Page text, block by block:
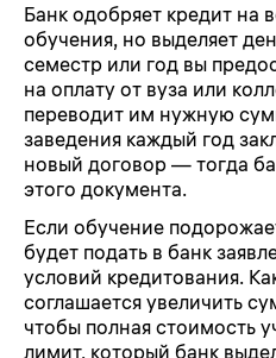
Банк одобряет кредит на
обучения, но выделяет
семестр или год вы
на оплату от вуза или
переводит им нужную
заведения каждый год
новый договор — тогда
этого документа.
Если обучение
будет подать в банк
условий кредитования.
соглашается увеличить
чтобы полная стоимость
лимит, который банк